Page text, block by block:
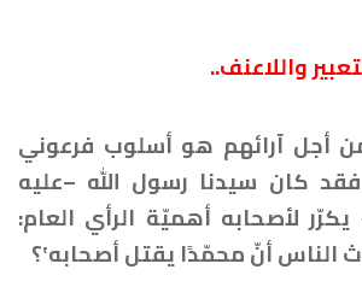
واللاعنف..
أجل آرائهم هو أسلوب فرعوني
كان سيدنا رسول الله –عليه
لأصحابه أهميّة الرأي العام: